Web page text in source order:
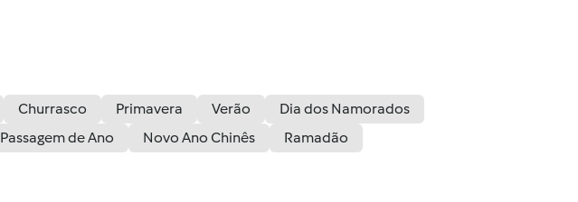
Churrasco Primavera Verão
Dia dos Namorados
Passagem de Ano Novo Ano Chinês
Ramadão